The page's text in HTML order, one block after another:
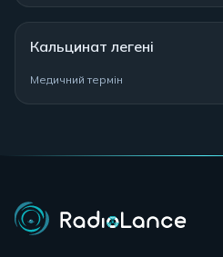
Кальцинат легені
Медичний термін